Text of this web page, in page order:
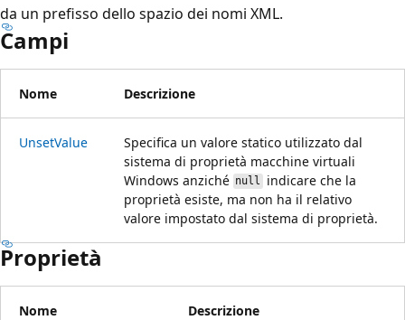
da un prefisso dello spazio dei nomi XML.
Campi
Nome Descrizione
UnsetValue
Specifica un valore statico utilizzato dal
sistema di proprietà macchine virtuali
Windows anziché null indicare che la
proprietà esiste, ma non ha il relativo
valore impostato dal sistema di proprietà.
Proprietà
Nome Descrizione